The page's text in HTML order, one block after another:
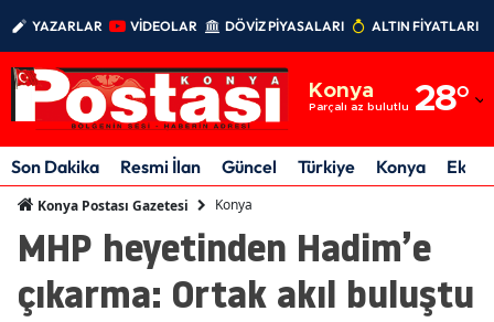
YAZARLAR VİDEOLAR DÖVİZ PİYASALARI ALTIN FİYATLARI
Konya
Parçalı az bulutlu 28°
Adıyaman
Afyonkarahisar
Amasya
Ankara
Son Dakika Resmi İlan Güncel Türkiye Konya
Konya Postası Gazetesi Konya
MHP heyetinden Hadim’e
çıkarma: Ortak akıl buluştu